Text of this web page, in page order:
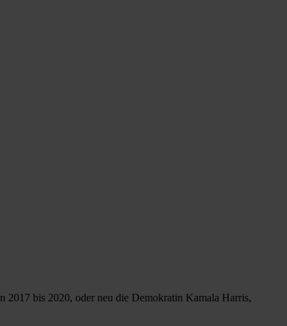
2017 bis 2020, oder neu die Demokratin Kamala Harris,